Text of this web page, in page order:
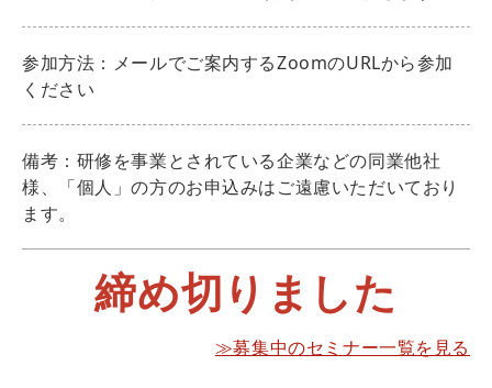
参加方法：メールでご案内するZoomのURLから参加
ください
備考：研修を事業とされている企業などの同業他社
様、「個人」の方のお申込みはご遠慮いただいており
ます。
締め切りました
≫募集中のセミナー一覧を見る